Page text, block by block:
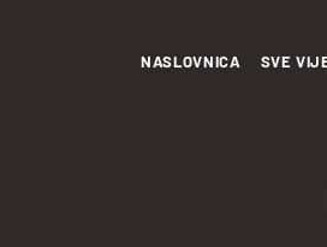
NASLOVNICA SVE